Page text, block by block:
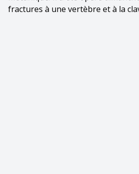
fractures à une vertèbre et à la